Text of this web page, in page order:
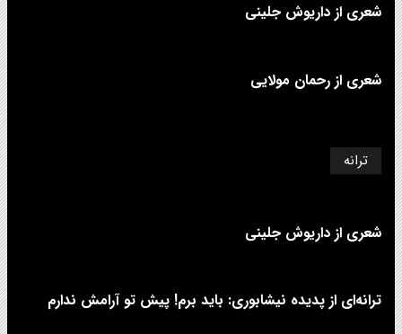
شعری از داریوش جلینی
شعری از رحمان مولایی
ترانه
شعری از داریوش جلینی
ترانه‌ای از پدیده نیشابوری: باید برم! پیش تو آرامش ندارم